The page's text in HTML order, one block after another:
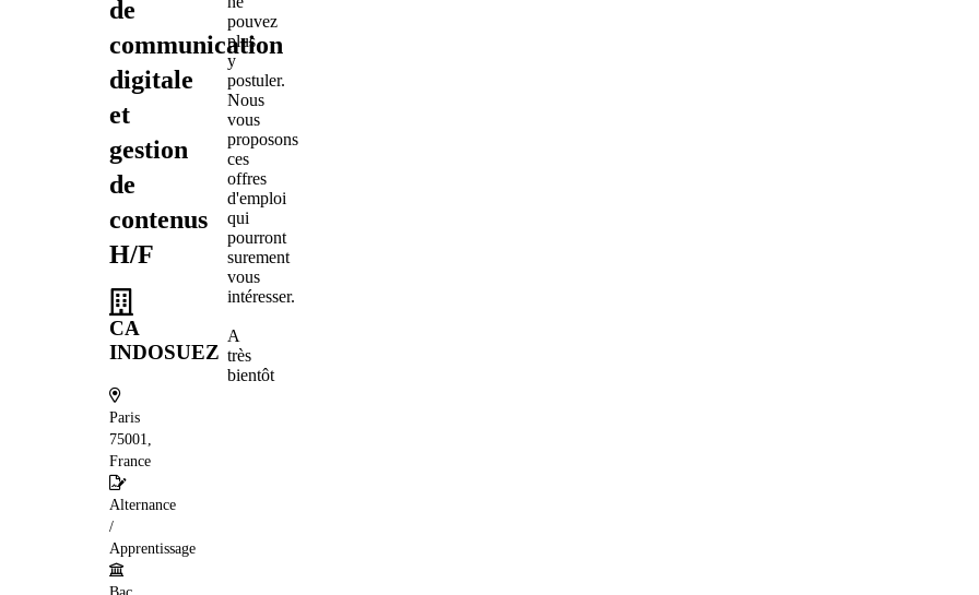
de
communication
digitale
et
gestion
de
contenus
H/F
CA
INDOSUEZ
Paris
75001,
France
Alternance
/
Apprentissage
pouvez
plus
y
postuler.
Nous
vous
proposons
ces
offres
d'emploi
qui
pourront
surement
vous
intéresser.
A
très
bientôt